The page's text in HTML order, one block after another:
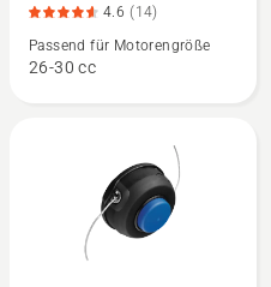
Husqvarna
Trimmerkopf
M10
Produktbewertung
4.6 (14)
Passend für Motorengröße
26-30 cc